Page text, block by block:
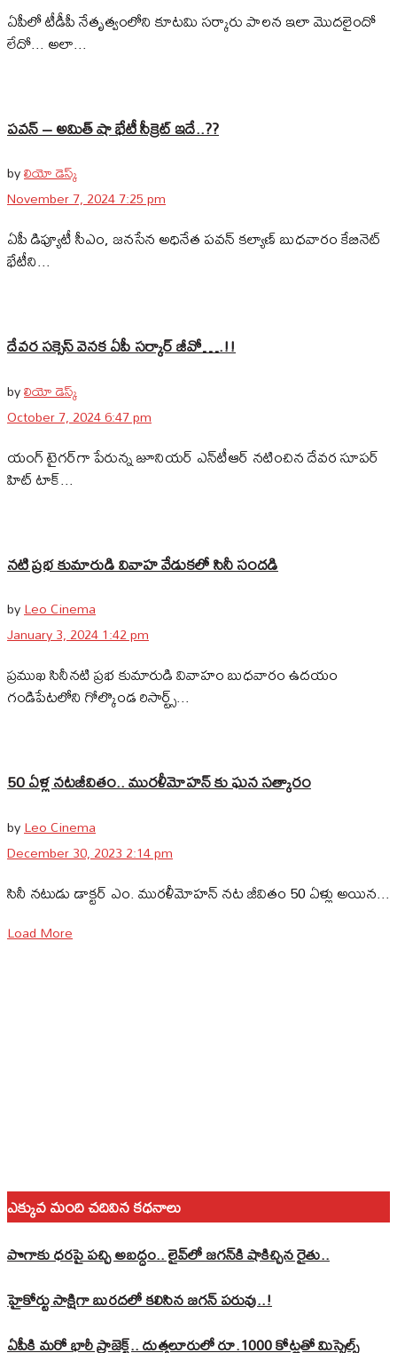
ఏపీలో టీడీపీ నేతృత్వంలోని కూటమి సర్కారు పాలన ఇలా మొదలైందో
లేదో... అలా...
పవన్‌ – అమిత్‌ షా భేటీ సీక్రెట్‌ ఇదే..??
byలియో డెస్క్
November 7, 2024 7:25 pm
ఏపీ డిప్యూటీ సీఎం, జనసేన అధినేత పవన్ కల్యాణ్ బుధవారం కేబినెట్
భేటీని...
దేవర సక్సెస్‌ వెనక ఏపీ సర్కార్‌ జీవో….!!
byలియో డెస్క్
October 7, 2024 6:47 pm
యంగ్‌ టైగర్‌గా పేరున్న జూనియర్‌ ఎన్‌టీఆర్‌ నటించిన దేవర సూపర్‌
హిట్‌ టాక్‌...
నటి ప్రభ కుమారుడి వివాహ వేడుకలో సినీ సందడి
byLeo Cinema
January 3, 2024 1:42 pm
ప్రముఖ సినీనటి ప్రభ కుమారుడి వివాహం బుధవారం ఉదయం
గండిపేటలోని గోల్కొండ రిసార్ట్స్...
50 ఏళ్ల నటజీవితం.. మురళీమోహన్ కు ఘన సత్కారం
byLeo Cinema
December 30, 2023 2:14 pm
సినీ నటుడు డాక్టర్ ఎం. మురళీమోహన్ నట జీవితం 50 ఏళ్లు అయిన...
Load More
ఎక్కువ మంది చదివిన కధనాలు
పొగాకు ధరపై పచ్చి అబద్దం.. లైవ్‌లో జగన్‌కి షాకిచ్చిన రైతు..
హైకోర్టు సాక్షిగా బురదలో కలిసిన జగన్ పరువు..!
ఏపీకి మరో భారీ ప్రాజెక్ట్.. దుత్తలూరులో రూ.1000 కోట్లతో మిస్సైల్స్